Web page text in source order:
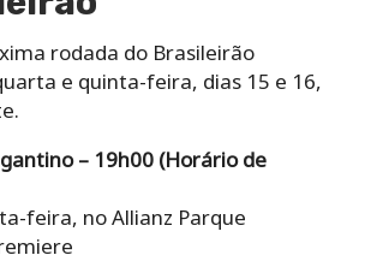
rodada do Brasileirão
e quinta-feira, dias 15 e 16,
– 19h00 (Horário de
feira, no Allianz Parque